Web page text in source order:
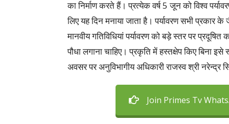
का निर्माण करते हैं। प्रत्येक वर्ष 5 जून को विश्व
लिए यह दिन मनाया जाता है। पर्यावरण सभी
मानवीय गतिविधियां पर्यावरण को बड़े स्तर पर
पौधा लगाना चाहिए। प्रकृति में हस्तक्षेप किए बिना
अवसर पर अनुविभागीय अधिकारी राजस्व श्री नरेन्द्र
Join Primes Tv